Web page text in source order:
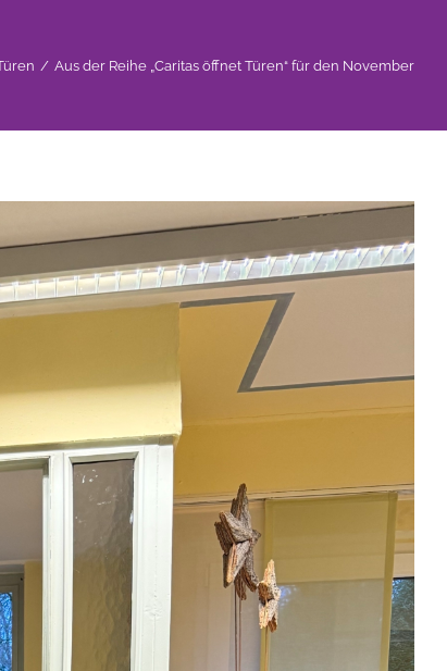
/ Aus der Reihe „Caritas öffnet Türen“ für den November